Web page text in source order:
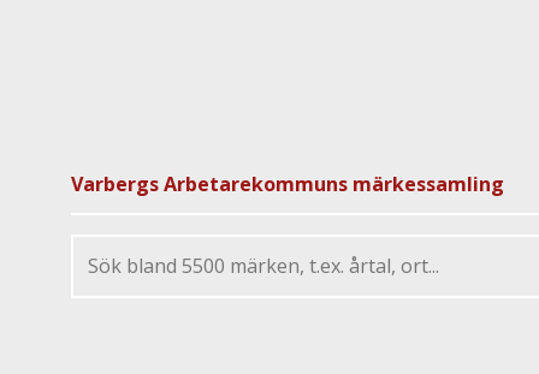
Varbergs Arbetarekommuns märkessamling